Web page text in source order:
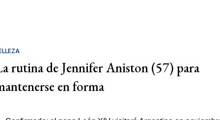
rutina de Jennifer Aniston (57) para
en forma